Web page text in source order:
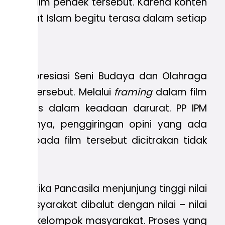
umat Islam begitu terasa dalam setiap
Apresiasi Seni Budaya dan Olahraga
film tersebut. Melalui framing dalam film
dalam keadaan darurat. PP IPM
penggiringan opini yang ada
pada film tersebut dicitrakan tidak
Ketika Pancasila menjunjung tinggi nilai
masyarakat dibalut dengan nilai – nilai
antar kelompok masyarakat. Proses yang